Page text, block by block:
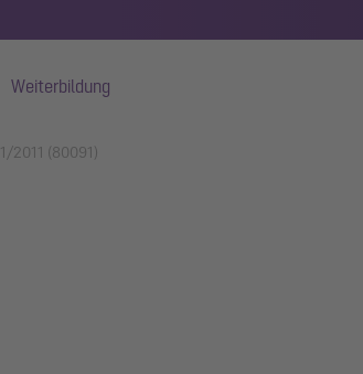
Weiterbildung
2011 (80091)